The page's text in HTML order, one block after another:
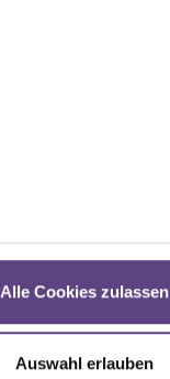
Alle Cookies zulassen
Auswahl erlauben